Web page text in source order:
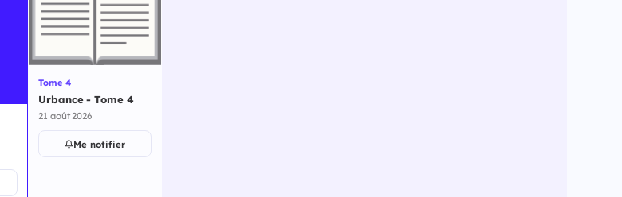
Tome 4
Urbance - Tome 4
21 août 2026
Me notifier